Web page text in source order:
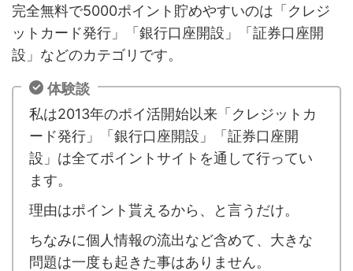
完全無料で5000ポイント貯めやすいのは「クレジ
ットカード発行」「銀行口座開設」「証券口座開
設」などのカテゴリです。
体験談
私は2013年のポイ活開始以来「クレジットカ
ード発行」「銀行口座開設」「証券口座開
設」は全てポイントサイトを通して行ってい
ます。
理由はポイント貰えるから、と言うだけ。
ちなみに個人情報の流出など含めて、大きな
問題は一度も起きた事はありません。